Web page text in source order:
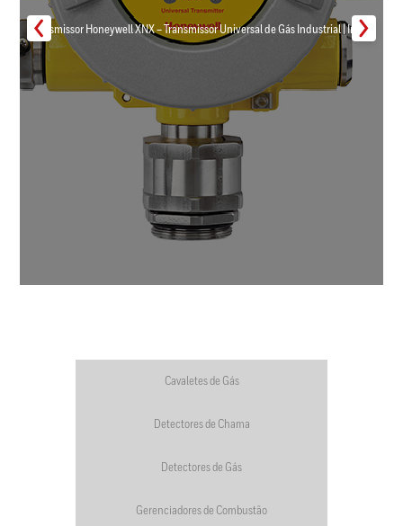
Transmissor Honeywell XNX – Transmissor Universal de Gás Industrial | Inmar
Cavaletes de Gás
Detectores de Chama
Detectores de Gás
Gerenciadores de Combustão